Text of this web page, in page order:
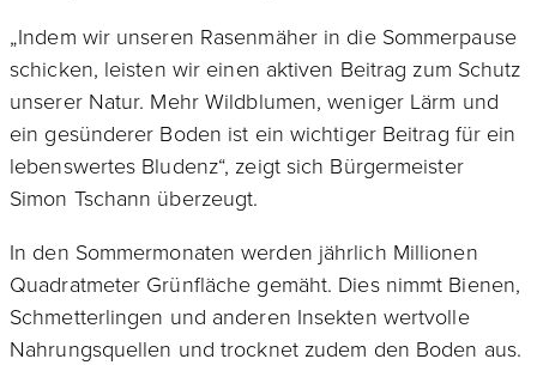
„Indem wir unseren Rasenmäher in die Sommerpause
schicken, leisten wir einen aktiven Beitrag zum Schutz
unserer Natur. Mehr Wildblumen, weniger Lärm und
ein gesünderer Boden ist ein wichtiger Beitrag für ein
lebenswertes Bludenz“, zeigt sich Bürgermeister
Simon Tschann überzeugt.
In den Sommermonaten werden jährlich Millionen
Quadratmeter Grünfläche gemäht. Dies nimmt Bienen,
Schmetterlingen und anderen Insekten wertvolle
Nahrungsquellen und trocknet zudem den Boden aus.